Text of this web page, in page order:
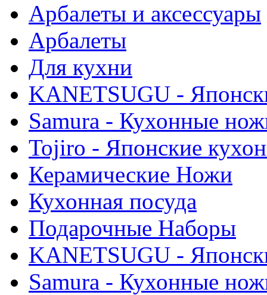
Арбалеты и аксессуары
Арбалеты
Для кухни
KANETSUGU -
Samura - Кухонные
Tojiro - Японские
Керамические Ножи
Кухонная посуда
Подарочные Наборы
KANETSUGU -
Samura - Кухонные